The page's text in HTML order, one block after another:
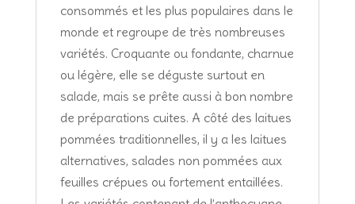
consommés et les plus populaires dans le
monde et regroupe de très nombreuses
variétés. Croquante ou fondante, charnue
ou légère, elle se déguste surtout en
salade, mais se prête aussi à bon nombre
de préparations cuites. A côté des laitues
pommées traditionnelles, il y a les laitues
alternatives, salades non pommées aux
feuilles crépues ou fortement entaillées.